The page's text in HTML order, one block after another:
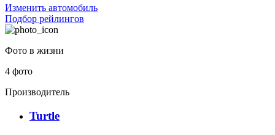
Изменить автомобиль
Подбор рейлингов
Фото в жизни
4 фото
Производитель
Turtle